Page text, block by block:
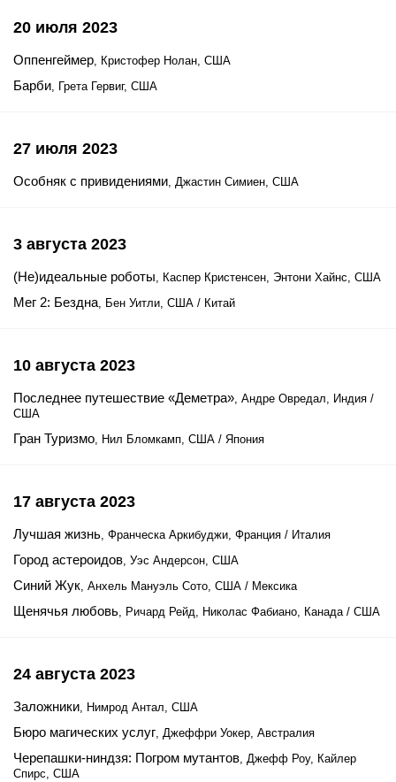
20 июля 2023
Оппенгеймер, Кристофер Нолан, США
Барби, Грета Гервиг, США
27 июля 2023
Особняк с привидениями, Джастин Симиен, США
3 августа 2023
(Не)идеальные роботы, Каспер Кристенсен, Энтони Хайнс, США
Мег 2: Бездна, Бен Уитли, США / Китай
10 августа 2023
Последнее путешествие «Деметра», Андре Овредал, Индия /
США
Гран Туризмо, Нил Бломкамп, США / Япония
17 августа 2023
Лучшая жизнь, Франческа Аркибуджи, Франция / Италия
Город астероидов, Уэс Андерсон, США
Синий Жук, Анхель Мануэль Сото, США / Мексика
Щенячья любовь, Ричард Рейд, Николас Фабиано, Канада / США
24 августа 2023
Заложники, Нимрод Антал, США
Бюро магических услуг, Джеффри Уокер, Австралия
Черепашки-ниндзя: Погром мутантов, Джефф Роу, Кайлер
Спирс, США